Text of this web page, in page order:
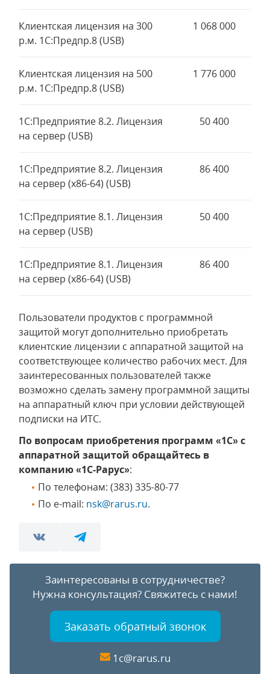
Клиентская лицензия на 300
р.м. 1С:Предпр.8 (USB)
1 068 000
Клиентская лицензия на 500
р.м. 1С:Предпр.8 (USB)
1 776 000
1С:Предприятие 8.2. Лицензия
на сервер (USB)
50 400
1С:Предприятие 8.2. Лицензия
на сервер (x86-64) (USB)
86 400
1С:Предприятие 8.1. Лицензия
на сервер (USB)
50 400
1С:Предприятие 8.1. Лицензия
на сервер (x86-64) (USB)
86 400
Пользователи продуктов с программной
защитой могут дополнительно приобретать
клиентские лицензии с аппаратной защитой на
соответствующее количество рабочих мест. Для
заинтересованных пользователей также
возможно сделать замену программной защиты
на аппаратный ключ при условии действующей
подписки на ИТС.
По вопросам приобретения программ «1С» с
аппаратной защитой обращайтесь в
компанию «1С-Рарус»:
По телефонам: (383) 335-80-77
По e-mail: nsk@rarus.ru.
Заинтересованы в сотрудничестве?
Нужна консультация? Свяжитесь с нами!
Заказать обратный звонок
1c@rarus.ru